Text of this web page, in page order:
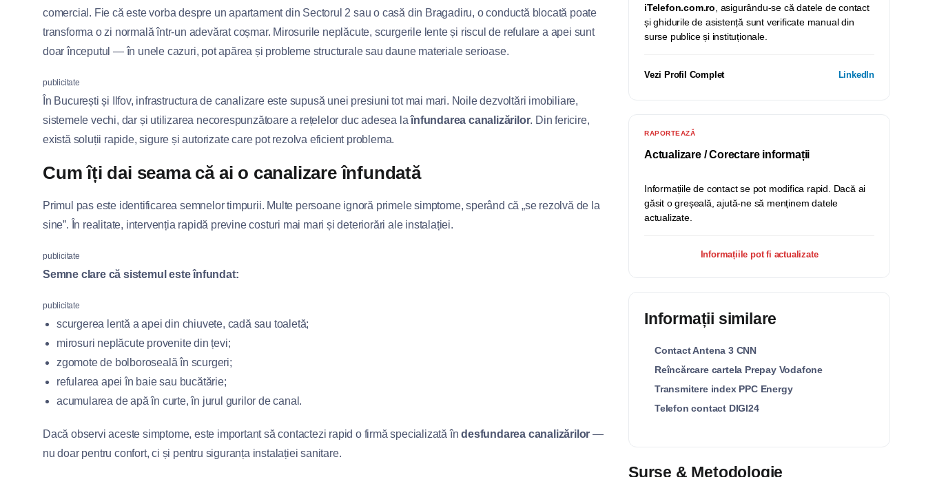
comercial. Fie că este vorba despre un apartament din Sectorul 2 sau o casă din Bragadiru, o conductă blocată poate
transforma o zi normală într-un adevărat coșmar. Mirosurile neplăcute, scurgerile lente și riscul de refulare a apei sunt
doar începutul — în unele cazuri, pot apărea și probleme structurale sau daune materiale serioase.
publicitate
În București și Ilfov, infrastructura de canalizare este supusă unei presiuni tot mai mari. Noile dezvoltări imobiliare,
sistemele vechi, dar și utilizarea necorespunzătoare a rețelelor duc adesea laînfundarea canalizărilor. Din fericire,
există soluții rapide, sigure și autorizate care pot rezolva eficient problema.
Cum îți dai seama că ai o canalizare înfundată
Primul pas este identificarea semnelor timpurii. Multe persoane ignoră primele simptome, sperând că „se rezolvă de la
sine”. În realitate, intervenția rapidă previne costuri mai mari și deteriorări ale instalației.
publicitate
Semne clare că sistemul este înfundat:
publicitate
scurgerea lentă a apei din chiuvete, cadă sau toaletă;
mirosuri neplăcute provenite din țevi;
zgomote de bolboroseală în scurgeri;
refularea apei în baie sau bucătărie;
acumularea de apă în curte, în jurul gurilor de canal.
Dacă observi aceste simptome, este important să contactezi rapid o firmă specializată îndesfundarea canalizărilor —
nu doar pentru confort, ci și pentru siguranța instalației sanitare.
iTelefon.com.ro , asigurându-se că datele de contact
și ghidurile de asistență sunt verificate manual din
surse publice și instituționale.
Vezi Profil Complet LinkedIn
RAPORTEAZĂ
Actualizare / Corectare informații
Informațiile de contact se pot modifica rapid. Dacă ai
găsit o greșeală, ajută-ne să menținem datele
actualizate.
Informațiile pot fi actualizate
Informații similare
Contact Antena 3 CNN
Reîncărcare cartela Prepay Vodafone
Transmitere index PPC Energy
Telefon contact DIGI24
Surse & Metodologie